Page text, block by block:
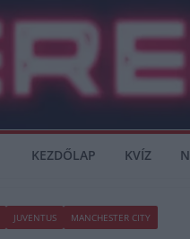
KEZDŐLAP KVÍZ
JUVENTUS MANCHESTER CITY